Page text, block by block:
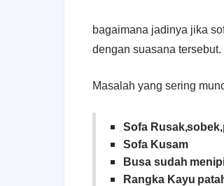
bagaimana jadinya jika
dengan suasana tersebut.
Masalah yang sering
Sofa
Sofa Kusam
Busa sudah
Rangka Kayu